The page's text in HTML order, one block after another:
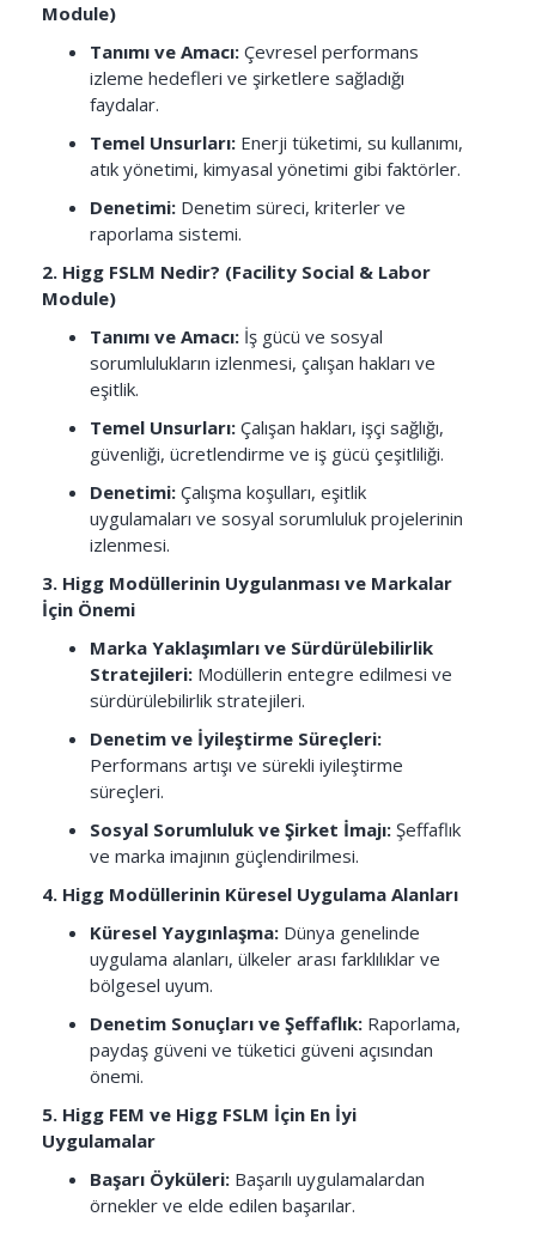
Module)
Tanımı ve Amacı: Çevresel performans
izleme hedefleri ve şirketlere sağladığı
faydalar.
Temel Unsurları: Enerji tüketimi, su kullanımı,
atık yönetimi, kimyasal yönetimi gibi faktörler.
Denetimi: Denetim süreci, kriterler ve
raporlama sistemi.
2. Higg FSLM Nedir? (Facility Social & Labor
Module)
Tanımı ve Amacı: İş gücü ve sosyal
sorumlulukların izlenmesi, çalışan hakları ve
eşitlik.
Temel Unsurları: Çalışan hakları, işçi sağlığı,
güvenliği, ücretlendirme ve iş gücü çeşitliliği.
Denetimi: Çalışma koşulları, eşitlik
uygulamaları ve sosyal sorumluluk projelerinin
izlenmesi.
3. Higg Modüllerinin Uygulanması ve Markalar
İçin Önemi
Marka Yaklaşımları ve Sürdürülebilirlik
Stratejileri: Modüllerin entegre edilmesi ve
sürdürülebilirlik stratejileri.
Denetim ve İyileştirme Süreçleri:
Performans artışı ve sürekli iyileştirme
süreçleri.
Sosyal Sorumluluk ve Şirket İmajı: Şeffaflık
ve marka imajının güçlendirilmesi.
4. Higg Modüllerinin Küresel Uygulama Alanları
Küresel Yaygınlaşma: Dünya genelinde
uygulama alanları, ülkeler arası farklılıklar ve
bölgesel uyum.
Denetim Sonuçları ve Şeffaflık: Raporlama,
paydaş güveni ve tüketici güveni açısından
önemi.
5. Higg FEM ve Higg FSLM İçin En İyi
Uygulamalar
Başarı Öyküleri: Başarılı uygulamalardan
örnekler ve elde edilen başarılar.